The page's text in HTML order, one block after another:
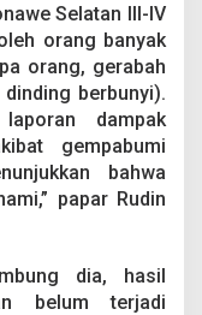
Selatan III-IV
orang banyak
orang, gerabah
berbunyi).
dampak
gempabumi
bahwa
papar Rudin
dia, hasil
belum terjadi